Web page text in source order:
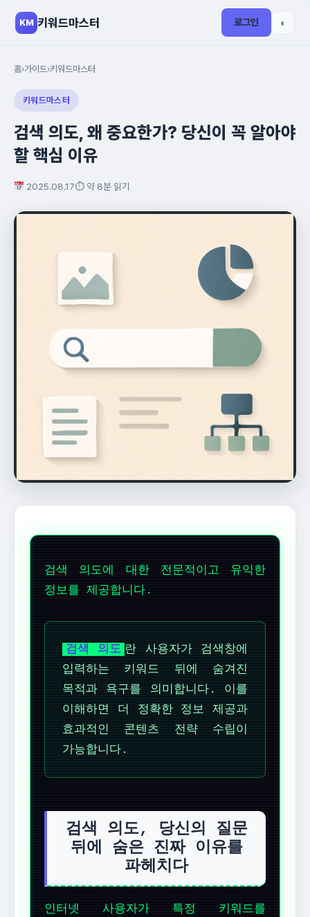
KM 키워드마스터 로그인 ◐
홈›가이드›키워드마스터
키워드마스터
검색 의도, 왜 중요한가? 당신이 꼭 알아야
할 핵심 이유
2025.08.17⏱ 약 8분 읽기
검색 의도에 대한 전문적이고 유익한
정보를 제공합니다.
검색 의도 란 사용자가 검색창에
입력하는 키워드 뒤에 숨겨진
목적과 욕구를 의미합니다. 이를
이해하면 더 정확한 정보 제공과
효과적인 콘텐츠 전략 수립이
가능합니다.
검색 의도, 당신의 질문
뒤에 숨은 진짜 이유를
파헤치다
인터넷 사용자가 특정 키워드를